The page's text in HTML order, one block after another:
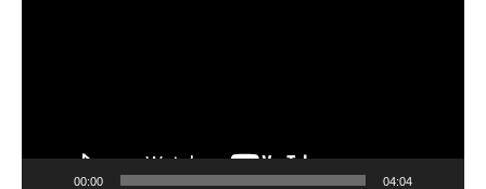
00:00 04:04